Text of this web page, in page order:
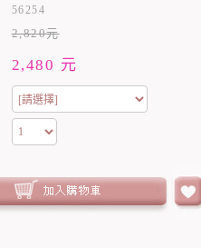
56254
2,820元
2,480 元